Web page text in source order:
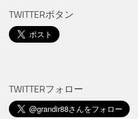
TWITTERボタン
TWITTERフォロー